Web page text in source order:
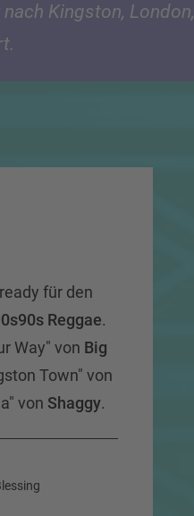
Kingston, London,
für den
Reggae.
Way" von Big
Town" von
von Shaggy.